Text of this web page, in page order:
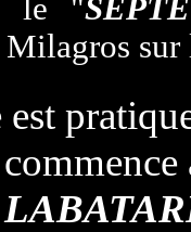
le "
sur